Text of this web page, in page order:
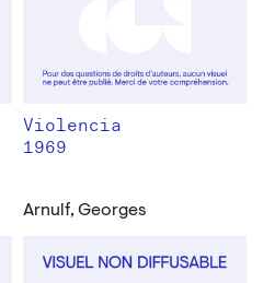
Violencia
1969
Arnulf, Georges